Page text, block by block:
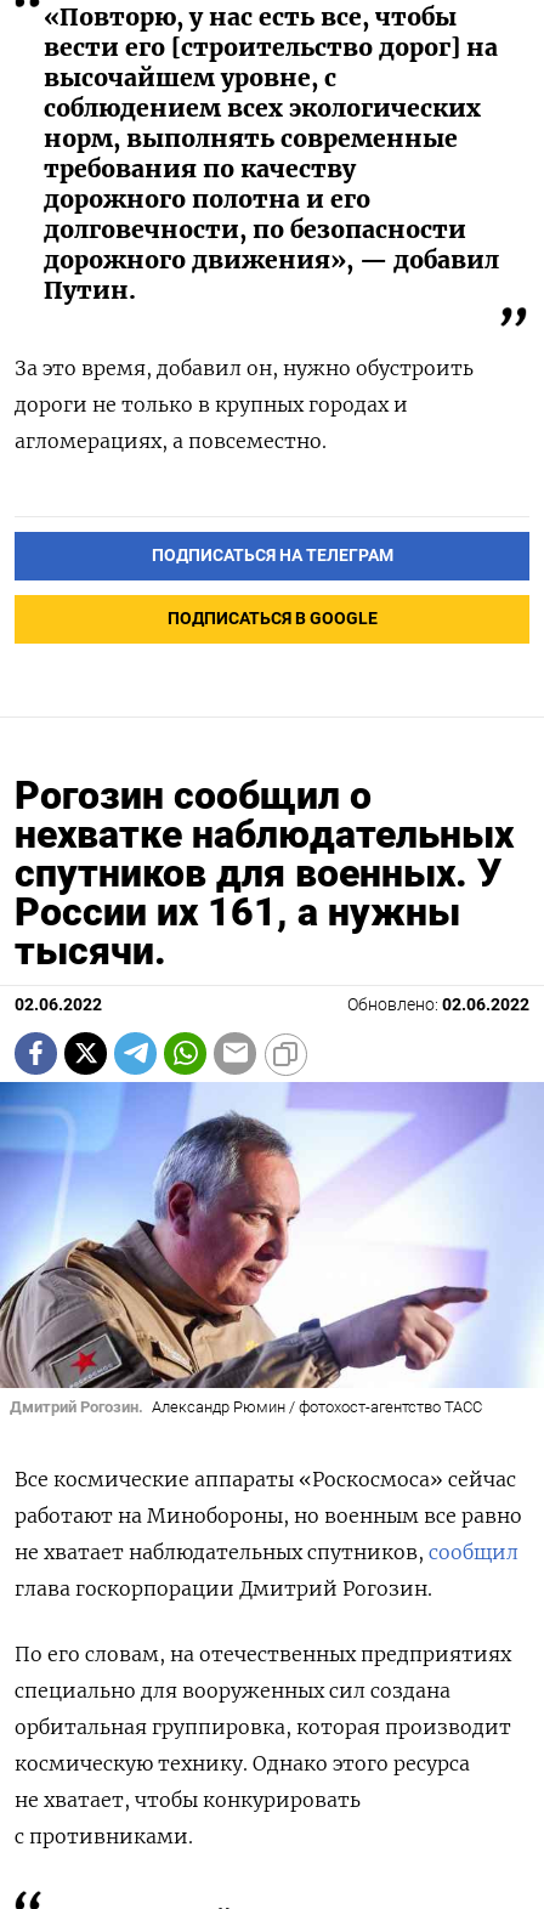
«Повторю, у нас есть все, чтобы
вести его [строительство дорог] на
высочайшем уровне, с
соблюдением всех экологических
норм, выполнять современные
требования по качеству
дорожного полотна и его
долговечности, по безопасности
дорожного движения», — добавил
Путин.
За это время, добавил он, нужно обустроить
дороги не только в крупных городах и
агломерациях, а повсеместно.
ПОДПИСАТЬСЯ НА ТЕЛЕГРАМ
ПОДПИСАТЬСЯ В GOOGLE
Рогозин сообщил о
нехватке наблюдательных
спутников для военных. У
России их 161, а нужны
тысячи.
02.06.2022 Обновлено: 02.06.2022
Дмитрий Рогозин. Александр Рюмин / фотохост-агентство ТАСС
Все космические аппараты «Роскосмоса» сейчас
работают на Минобороны, но военным все равно
не хватает наблюдательных спутников, сообщил
глава госкорпорации Дмитрий Рогозин.
По его словам, на отечественных предприятиях
специально для вооруженных сил создана
орбитальная группировка, которая производит
космическую технику. Однако этого ресурса
не хватает, чтобы конкурировать
с противниками.